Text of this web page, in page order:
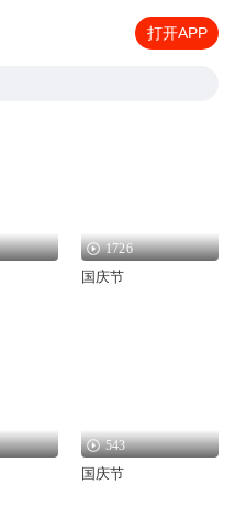
打开APP
1726
国庆节
543
国庆节